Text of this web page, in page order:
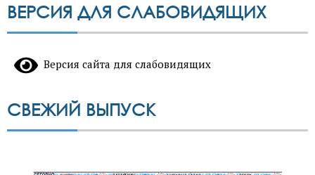
ВЕРСИЯ ДЛЯ СЛАБОВИДЯЩИХ
Версия сайта для слабовидящих
СВЕЖИЙ ВЫПУСК